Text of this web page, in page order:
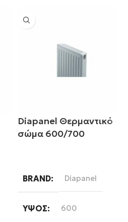
Diapanel Θερμαντικό
σώμα 600/700
BRAND Diapanel
ΎΨΟΣ 600